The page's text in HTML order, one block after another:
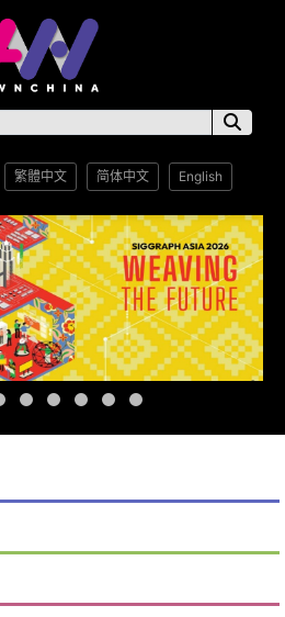
繁體中文 简体中文 English